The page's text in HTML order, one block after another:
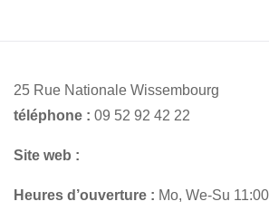
25 Rue Nationale Wissembourg
téléphone : 09 52 92 42 22
Site web :
Heures d’ouverture : Mo, We-Su